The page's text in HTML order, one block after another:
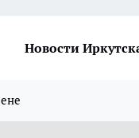
Новости